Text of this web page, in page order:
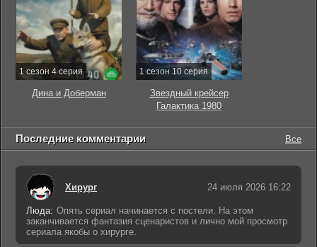
1 сезон 4 серия
Дина и Доберман
1 сезон 10 серия
Звездный крейсер
Галактика 1980
Последние комментарии Все
Хирург 24 июля 2026 16:22
Люда: Опять сериал начинается с постели. На этом
заканчивается фантазия сценаристов и лично мой просмотр
сериала якобы о хирурге.